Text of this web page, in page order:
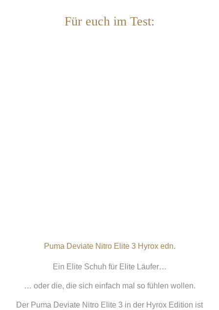
Für euch im Test:
Puma Deviate Nitro Elite 3 Hyrox edn.
Ein Elite Schuh für Elite Läufer…
… oder die, die sich einfach mal so fühlen wollen.
Der Puma Deviate Nitro Elite 3 in der Hyrox Edition ist